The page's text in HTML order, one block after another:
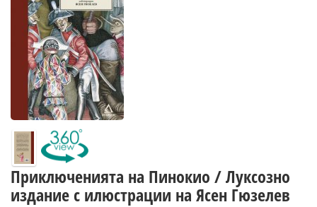
Приключенията на Пинокио / Луксозно
издание с илюстрации на Ясен Гюзелев